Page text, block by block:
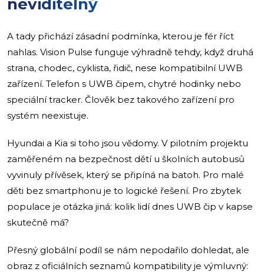
neviditelný
A tady přichází zásadní podmínka, kterou je fér říct
nahlas. Vision Pulse funguje výhradně tehdy, když druhá
strana, chodec, cyklista, řidič, nese kompatibilní UWB
zařízení. Telefon s UWB čipem, chytré hodinky nebo
speciální tracker. Člověk bez takového zařízení pro
systém neexistuje.
Hyundai a Kia si toho jsou vědomy. V pilotním projektu
zaměřeném na bezpečnost dětí u školních autobusů
vyvinuly přívěsek, který se připíná na batoh. Pro malé
děti bez smartphonu je to logické řešení. Pro zbytek
populace je otázka jiná: kolik lidí dnes UWB čip v kapse
skutečně má?
Přesný globální podíl se nám nepodařilo dohledat, ale
obraz z oficiálních seznamů kompatibility je výmluvný: